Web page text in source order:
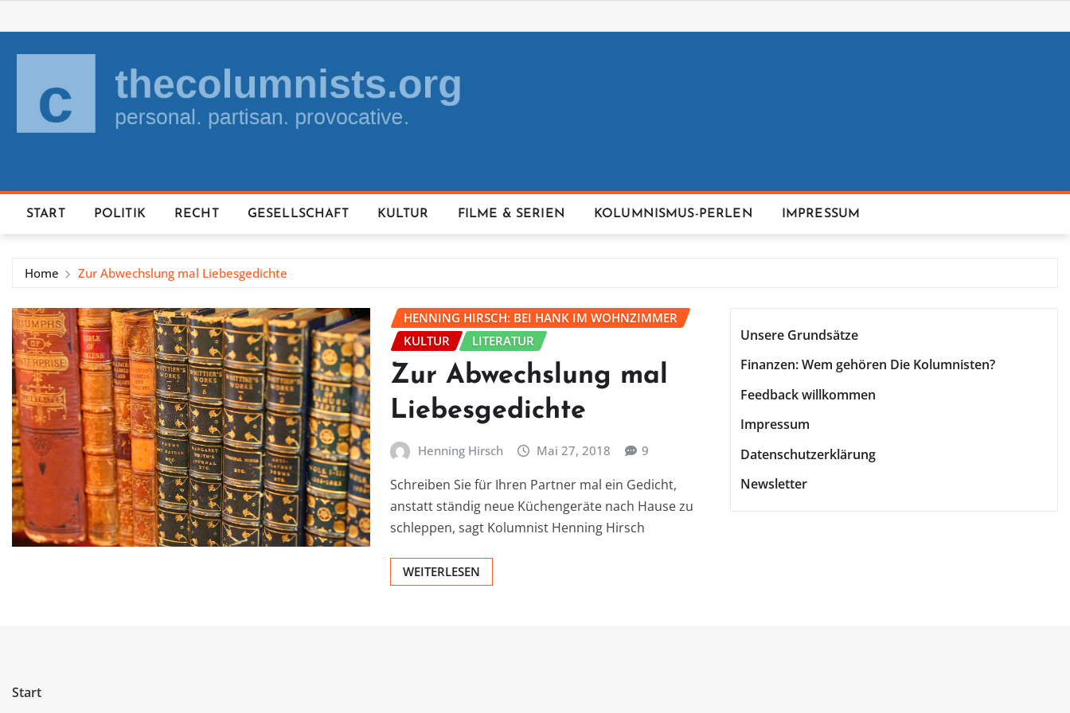
to
content
START POLITIK RECHT GESELLSCHAFT KULTUR FILME & SERIEN KOLUMNISMUS-PERLEN IMPRESSUM
Home Zur Abwechslung mal Liebesgedichte
HENNING HIRSCH: BEI HANK IM WOHNZIMMER
KULTUR
LITERATUR
Zur Abwechslung mal
Liebesgedichte
Henning Hirsch Mai 27, 2018 9
Schreiben Sie für Ihren Partner mal ein Gedicht,
anstatt ständig neue Küchengeräte nach Hause zu
schleppen, sagt Kolumnist Henning Hirsch
WEITERLESEN
Unsere Grundsätze
Finanzen: Wem gehören Die Kolumnisten?
Feedback willkommen
Impressum
Datenschutzerklärung
Newsletter
Start